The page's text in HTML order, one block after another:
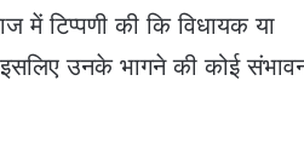
में टिप्पणी की कि विधायक या
उनके भागने की कोई